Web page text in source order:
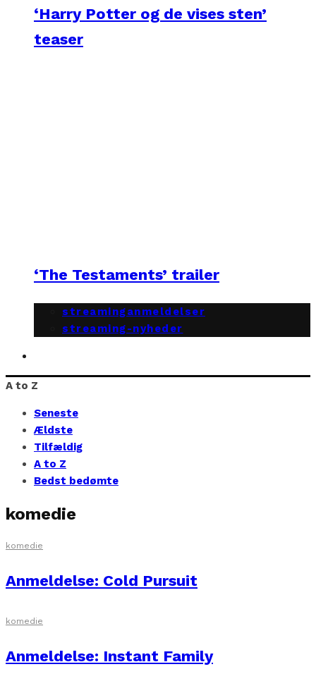
‘Harry Potter og de vises sten’
teaser
‘The Testaments’ trailer
streaminganmeldelser
streaming-nyheder
A to Z
Seneste
Ældste
Tilfældig
A to Z
Bedst bedømte
komedie
komedie
Anmeldelse: Cold Pursuit
komedie
Anmeldelse: Instant Family